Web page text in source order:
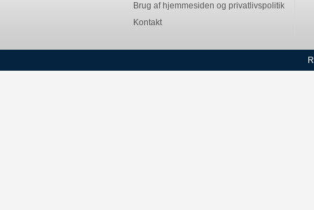
Brug af hjemmesiden og privatlivspolitik
Kontakt